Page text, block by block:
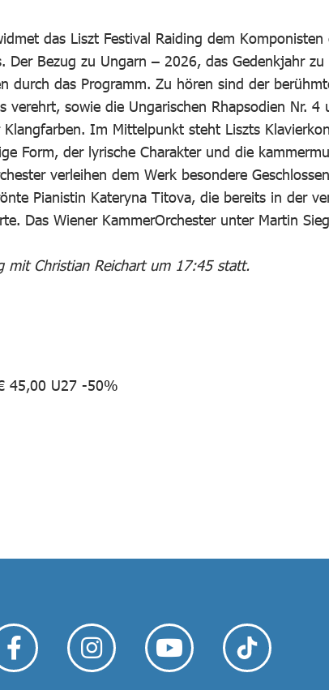
das Liszt Festival Raiding dem Komponisten
Der Bezug zu Ungarn – 2026, das Gedenkjahr zu
durch das Programm. Zu hören sind der
verehrt, sowie die Ungarischen Rhapsodien Nr. 4
Im Mittelpunkt steht Liszts
Form, der lyrische Charakter und die
verleihen dem Werk besondere
Pianistin Kateryna Titova, die bereits in der
Das Wiener KammerOrchester unter Martin
mit Christian Reichart um 17:45 statt.
45,00 U27 -50%